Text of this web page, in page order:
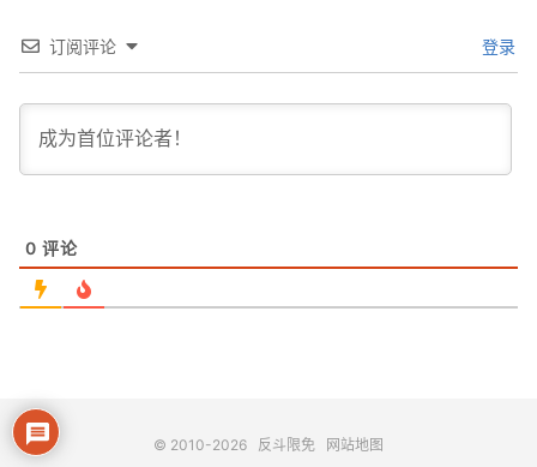
订阅评论 登录
0 评论
© 2010-2026 反斗限免 网站地图